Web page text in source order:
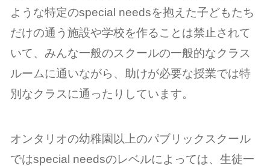
ような特定のspecial needsを抱えた子どもたち
だけの通う施設や学校を作ることは禁止されて
いて、みんな一般のスクールの一般的なクラス
ルームに通いながら、助けが必要な授業では特
別なクラスに通ったりしています。
オンタリオの幼稚園以上のパブリックスクール
ではspecial needsのレベルによっては、生徒一